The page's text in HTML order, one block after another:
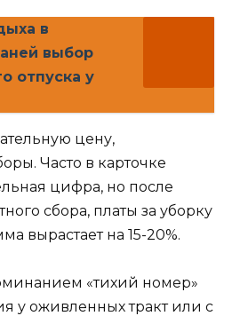
в
выбор
отпуска у
цену,
Часто в карточке
цифра, но после
сбора, платы за уборку
вырастает на 15-20%.
«тихий номер»
у оживленных тракт или с